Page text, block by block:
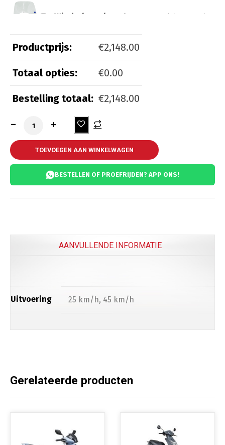
Windscherm laag transparant
Beveiliging
Kettingslot ART 4(+€
Telefoon
Bescherming
Productprijs: €2,148.00
Totaal opties: €0.00
Bestelling totaal: €2,148.00
TOEVOEGEN AAN WINKELWAGEN
BESTELLEN OF PROEFRIJDEN? APP ONS!
AANVULLENDE INFORMATIE
Uitvoering 25 km/h, 45 km/h
Gerelateerde producten